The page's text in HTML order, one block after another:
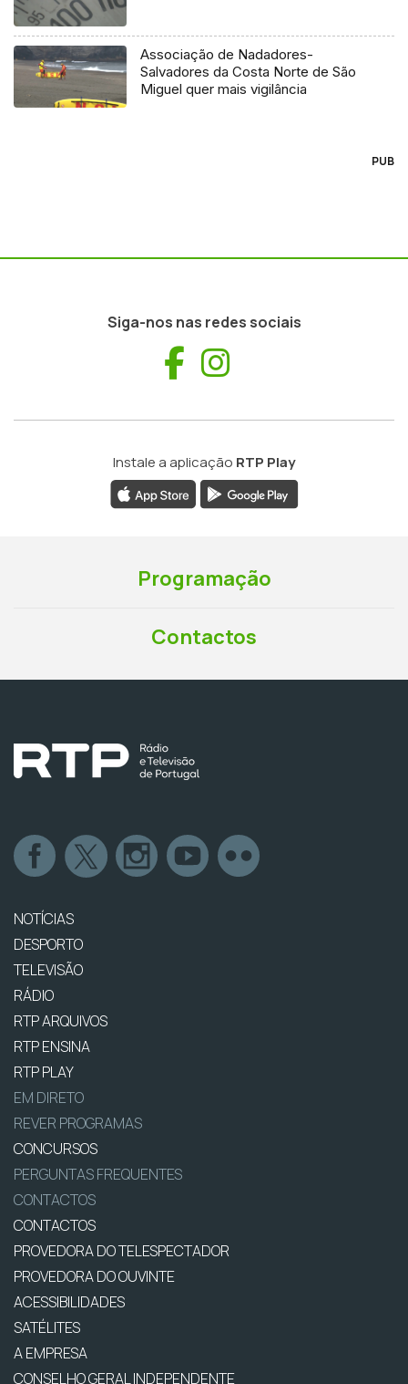
Associação de Nadadores-
Salvadores da Costa Norte de São
Miguel quer mais vigilância
PUB
Siga-nos nas redes sociais
Facebook
Instale a aplicação RTP Play
Programação
Contactos
NOTÍCIAS
DESPORTO
TELEVISÃO
RÁDIO
RTP ARQUIVOS
RTP ENSINA
RTP PLAY
EM DIRETO
REVER PROGRAMAS
CONCURSOS
PERGUNTAS FREQUENTES
CONTACTOS
CONTACTOS
PROVEDORA DO TELESPECTADOR
PROVEDORA DO OUVINTE
ACESSIBILIDADES
SATÉLITES
A EMPRESA
CONSELHO GERAL INDEPENDENTE